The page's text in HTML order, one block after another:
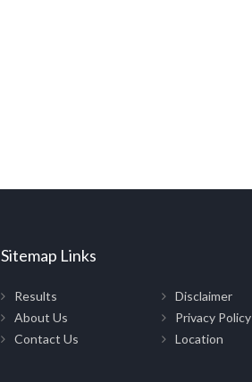
Sitemap Links
Results
Disclaimer
About Us
Privacy Policy
Contact Us
Location